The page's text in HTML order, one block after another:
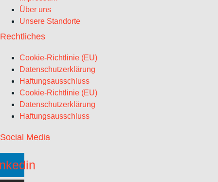
Über uns
Unsere Standorte
Rechtliches
Cookie-Richtlinie (EU)
Datenschutzerklärung
Haftungsausschluss
Cookie-Richtlinie (EU)
Datenschutzerklärung
Haftungsausschluss
Social Media